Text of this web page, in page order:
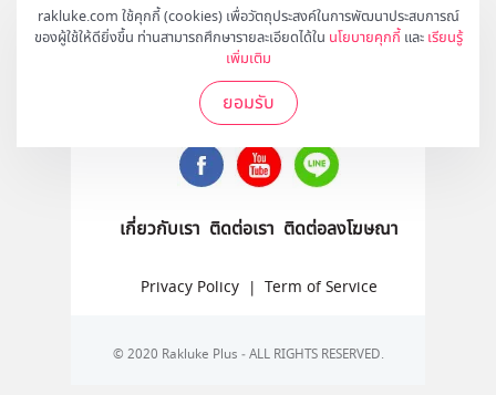
rakluke.com ใช้คุกกี้ (cookies) เพื่อวัตถุประสงค์ในการพัฒนาประสบการณ์
ของผู้ใช้ให้ดียิ่งขึ้น ท่านสามารถศึกษารายละเอียดได้ใน นโยบายคุกกี้ และ เรียนรู้
เพิ่มเติม
ยอมรับ
ติดตามเราได้ที่
เกี่ยวกับเรา ติดต่อเรา ติดต่อลงโฆษณา
Privacy Policy | Term of Service
© 2020 Rakluke Plus - ALL RIGHTS RESERVED.